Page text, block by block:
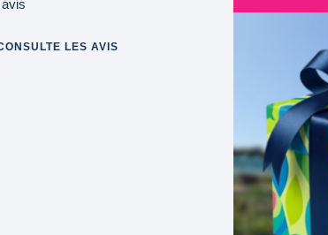
LES AVIS